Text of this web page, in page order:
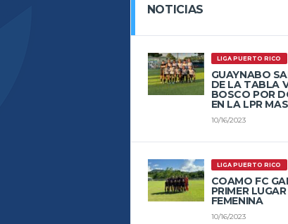
NOTICIAS
LIGA PUERTO RICO
GUAYNABO
DE LA TABLA
BOSCO POR
EN LA LPR
10/16/2023
LIGA PUERTO RICO
COAMO FC
PRIMER
FEMENINA
10/16/2023